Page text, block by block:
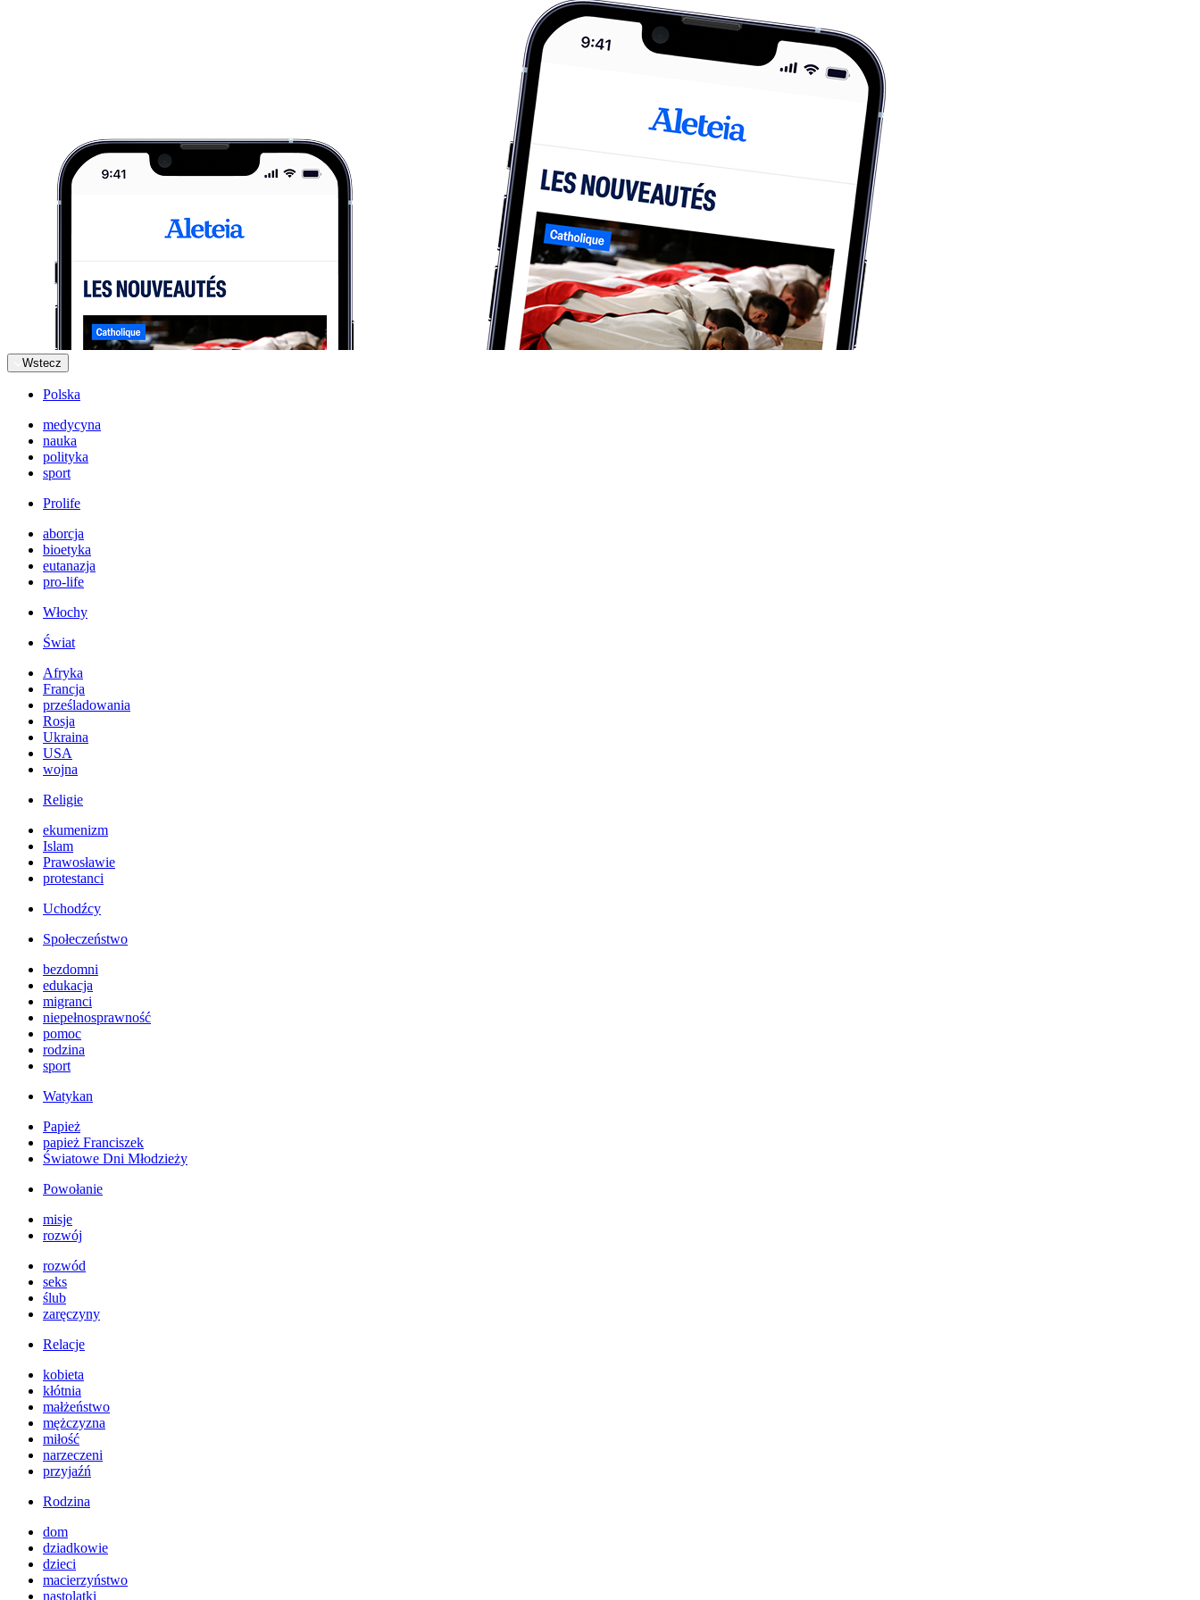
Wstecz
Polska
medycyna
nauka
polityka
sport
Prolife
aborcja
bioetyka
eutanazja
pro-life
Włochy
Świat
Afryka
Francja
prześladowania
Rosja
Ukraina
USA
wojna
Religie
ekumenizm
Islam
Prawosławie
protestanci
Uchodźcy
Społeczeństwo
bezdomni
edukacja
migranci
niepełnosprawność
pomoc
rodzina
sport
Watykan
Papież
papież Franciszek
Światowe Dni Młodzieży
Powołanie
misje
rozwój
rozwód
seks
ślub
zaręczyny
Relacje
kobieta
kłótnia
małżeństwo
mężczyzna
miłość
narzeczeni
przyjaźń
Rodzina
dom
dziadkowie
dzieci
macierzyństwo
nastolatki